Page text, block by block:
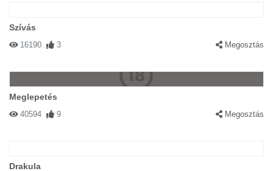
Szívás
16190 3 Megosztás
Meglepetés
40594 9 Megosztás
Drakula